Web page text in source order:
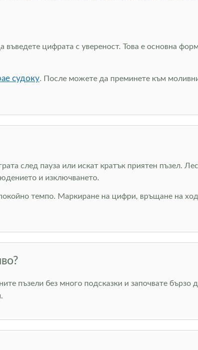
цифрата с увереност. Това е основна
судоку. После можете да преминете към
след пауза или искат кратък приятен пъзел.
и изключването.
темпо. Маркиране на цифри, връщане на
пъзели без много подсказки и започвате